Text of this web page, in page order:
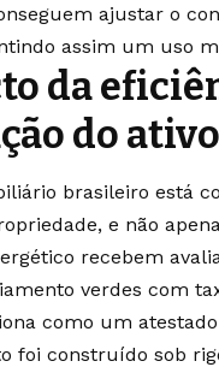
ajustar o
assim um uso
da
do ativo
brasileiro está
e não
recebem
verdes com
como um
foi construído sob